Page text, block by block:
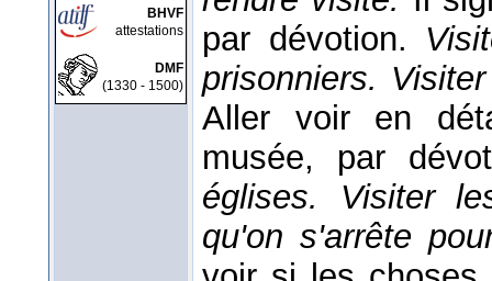
BHVF
attestations
DMF
(1330 - 1500)
par dévotion.
prisonniers.
Aller voir en
musée, par
églises. Visiter
qu'on s'arrête